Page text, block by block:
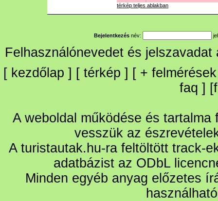
térkép teljes ablakban
Bejelentkezés név:
Felhasználónevedet és
[ kezdőlap ] [ térkép ] [ + felmérések
faq ] [
A weboldal működése és
vesszük az
A turistautak.hu-ra feltöltött track-
adatbázist az ODbL
Minden egyéb anyag előzetes